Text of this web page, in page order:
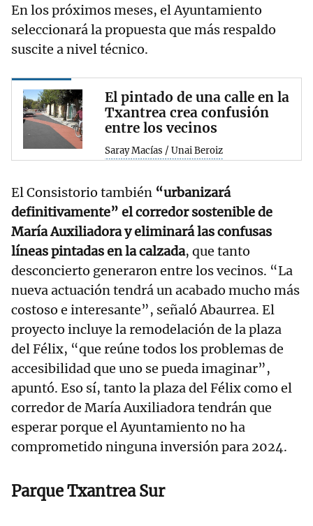
En los próximos meses, el Ayuntamiento
seleccionará la propuesta que más respaldo
suscite a nivel técnico.
El pintado de una calle en la
Txantrea crea confusión
entre los vecinos
Saray Macías / Unai Beroiz
El Consistorio también “urbanizará
definitivamente” el corredor sostenible de
María Auxiliadora y eliminará las confusas
líneas pintadas en la calzada, que tanto
desconcierto generaron entre los vecinos. “La
nueva actuación tendrá un acabado mucho más
costoso e interesante”, señaló Abaurrea. El
proyecto incluye la remodelación de la plaza
del Félix, “que reúne todos los problemas de
accesibilidad que uno se pueda imaginar”,
apuntó. Eso sí, tanto la plaza del Félix como el
corredor de María Auxiliadora tendrán que
esperar porque el Ayuntamiento no ha
comprometido ninguna inversión para 2024.
Parque Txantrea Sur